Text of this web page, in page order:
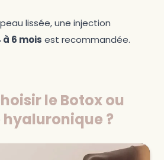
lissée, une injection
à 6 mois est recommandée.
le Botox ou
hyaluronique ?